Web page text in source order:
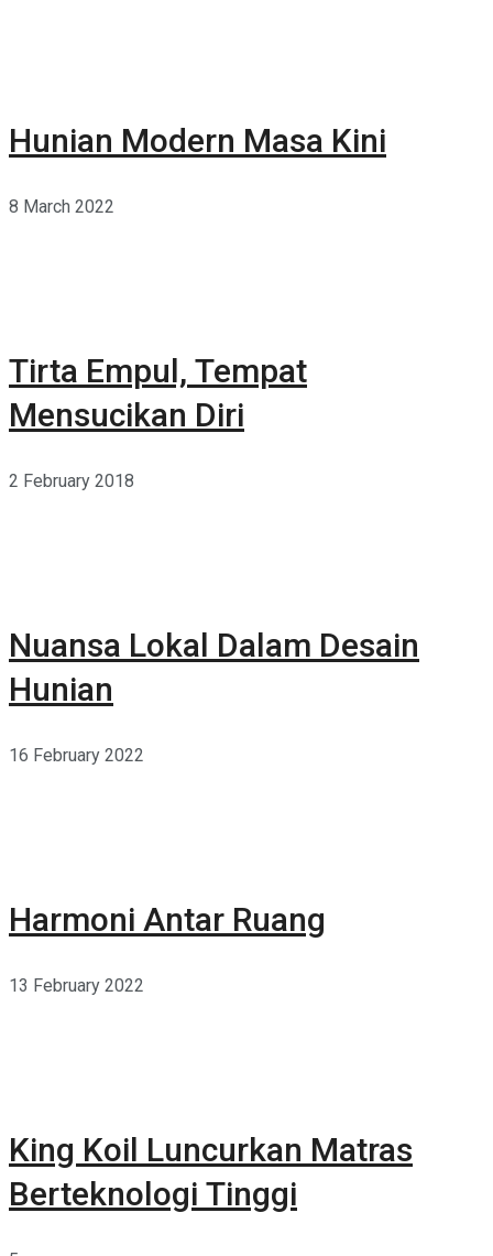
Hunian Modern Masa Kini
8 March 2022
Tirta Empul, Tempat
Mensucikan Diri
2 February 2018
Nuansa Lokal Dalam Desain
Hunian
16 February 2022
Harmoni Antar Ruang
13 February 2022
King Koil Luncurkan Matras
Berteknologi Tinggi